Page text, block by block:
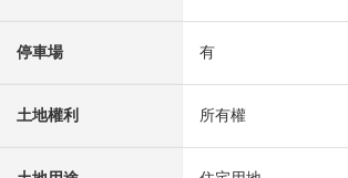
停車場 有
土地權利 所有權